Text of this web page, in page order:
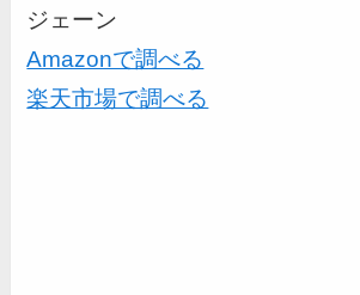
ジェーン
Amazonで調べる
楽天市場で調べる